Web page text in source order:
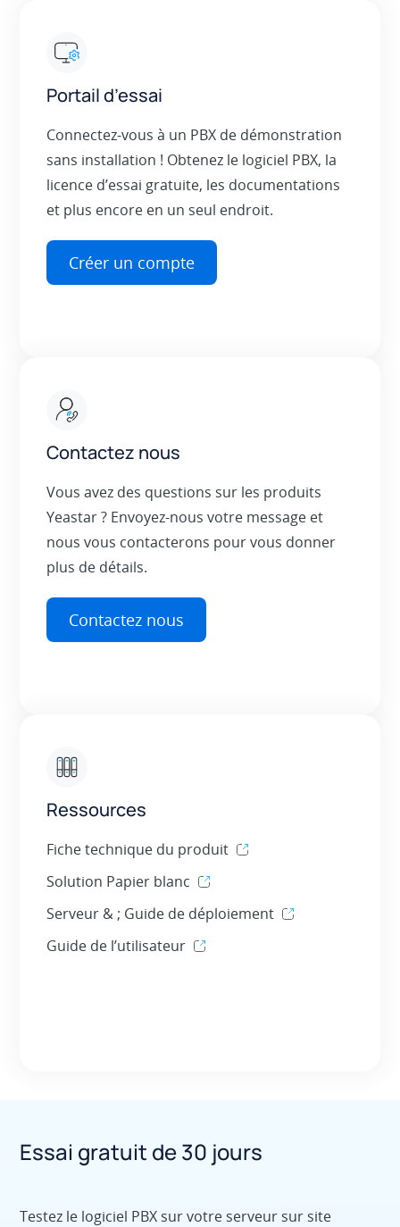
Portail d’essai
Connectez-vous à un PBX de démonstration
sans installation ! Obtenez le logiciel PBX, la
licence d’essai gratuite, les documentations
et plus encore en un seul endroit.
Créer un compte
Contactez nous
Vous avez des questions sur les produits
Yeastar ? Envoyez-nous votre message et
nous vous contacterons pour vous donner
plus de détails.
Contactez nous
Ressources
Fiche technique du produit
Solution Papier blanc
Serveur & ; Guide de déploiement
Guide de l’utilisateur
Essai gratuit de 30 jours
Testez le logiciel PBX sur votre serveur sur site